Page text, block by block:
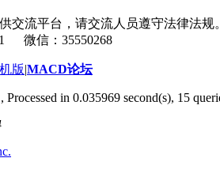
交流平台，请交流人员遵守法律法规
微信：35550268
版|MACD论坛
, Processed in 0.035969 second(s), 15